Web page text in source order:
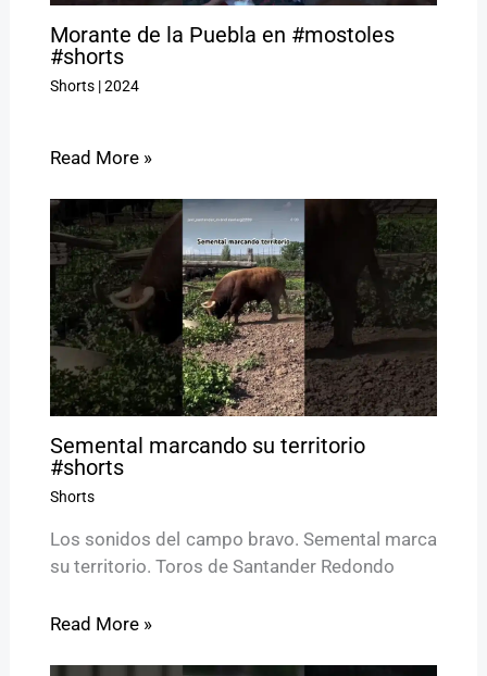
Morante de la Puebla en #mostoles
#shorts
Shorts|2024
Read More »
Semental marcando su territorio
#shorts
Shorts
Los sonidos del campo bravo. Semental marca
su territorio. Toros de Santander Redondo
Read More »